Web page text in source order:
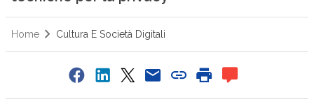
Home Cultura E Società Digitali